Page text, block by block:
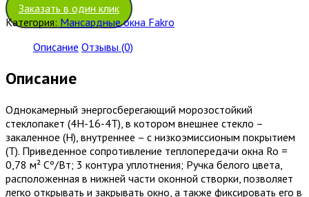
Заказать в один клик
Категория: Мансардные окна Fakro
Описание Отзывы (0)
Описание
Однокамерный энергосберегающий морозостойкий
стеклопакет (4Н-16-4Т), в котором внешнее стекло –
закаленное (Н), внутреннее – с низкоэмиссионым покрытием
(Т). Приведенное сопротивление теплопередачи окна Ro =
0,78 м² Сº/Вт; 3 контура уплотнения; Ручка белого цвета,
расположенная в нижней части оконной створки, позволяет
легко открывать и закрывать окно, а также фиксировать его в